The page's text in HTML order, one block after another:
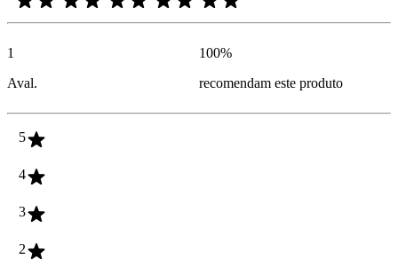
1
Aval.
100%
recomendam este produto
5
4
3
2